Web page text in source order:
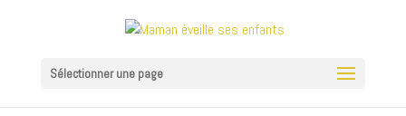
Sélectionner une page